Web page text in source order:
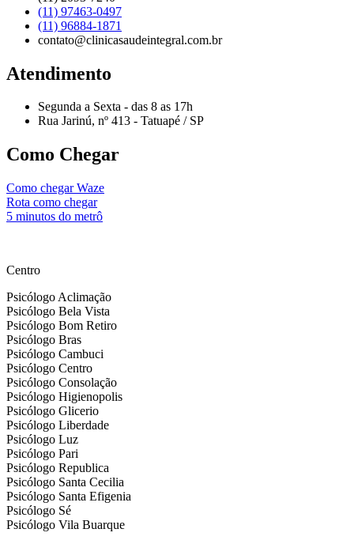
(11) 97463-0497
(11) 96884-1871
contato@clinicasaudeintegral.com.br
Atendimento
Segunda a Sexta - das 8 as 17h
Rua Jarinú, nº 413 - Tatuapé / SP
Como Chegar
Como chegar Waze
Rota como chegar
5 minutos do metrô
Centro
Psicólogo Aclimação
Psicólogo Bela Vista
Psicólogo Bom Retiro
Psicólogo Bras
Psicólogo Cambuci
Psicólogo Centro
Psicólogo Consolação
Psicólogo Higienopolis
Psicólogo Glicerio
Psicólogo Liberdade
Psicólogo Luz
Psicólogo Pari
Psicólogo Republica
Psicólogo Santa Cecilia
Psicólogo Santa Efigenia
Psicólogo Sé
Psicólogo Vila Buarque